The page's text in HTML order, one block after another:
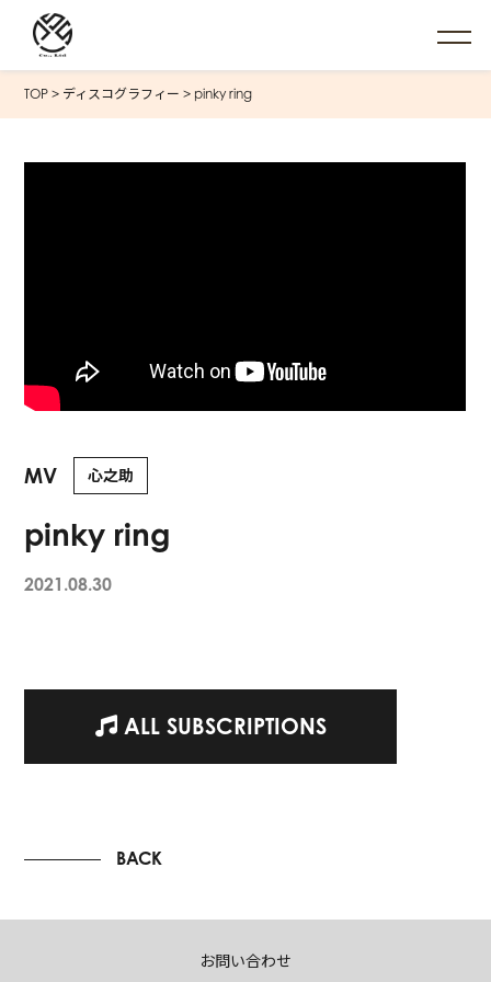
TOP > ディスコグラフィー > pinky ring
MV 心之助
pinky ring
2021.08.30
ALL SUBSCRIPTIONS
BACK
お問い合わせ